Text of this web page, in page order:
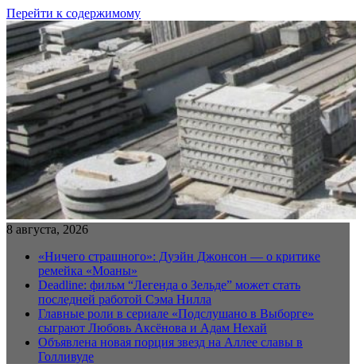
Перейти к содержимому
8 августа, 2026
«Ничего страшного»: Дуэйн Джонсон — о критике
ремейка «Моаны»
Deadline: фильм “Легенда о Зельде” может стать
последней работой Сэма Нилла
Главные роли в сериале «Подслушано в Выборге»
сыграют Любовь Аксёнова и Адам Нехай
Объявлена новая порция звезд на Аллее славы в
Голливуде